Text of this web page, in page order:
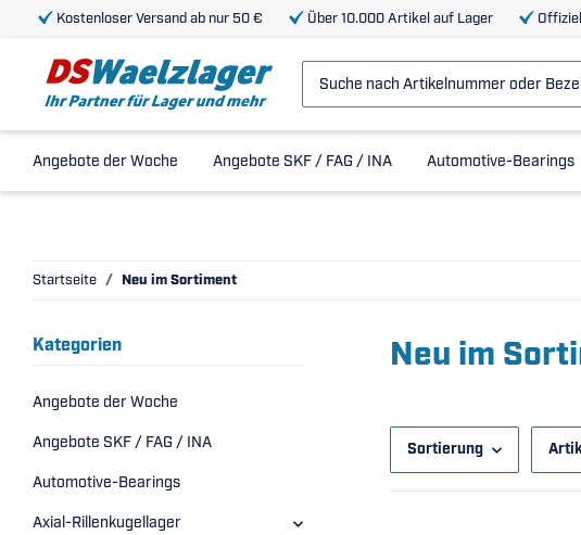
Kostenloser Versand ab nur 50 € Über 10.000 Artikel auf Lager
Angebote der Woche Angebote SKF / FAG / INA Automotive-Bearings
Startseite Neu im Sortiment
Neu im
Sortierung
Kategorien
Angebote der Woche
Angebote SKF / FAG / INA
Automotive-Bearings
Axial-Rillenkugellager